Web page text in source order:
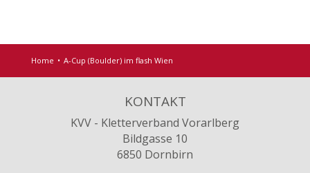
Home A-Cup (Boulder) im flash Wien
KONTAKT
KVV - Kletterverband Vorarlberg
Bildgasse 10
6850 Dornbirn